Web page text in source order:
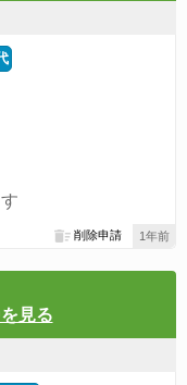
1年前
削除申請
見る